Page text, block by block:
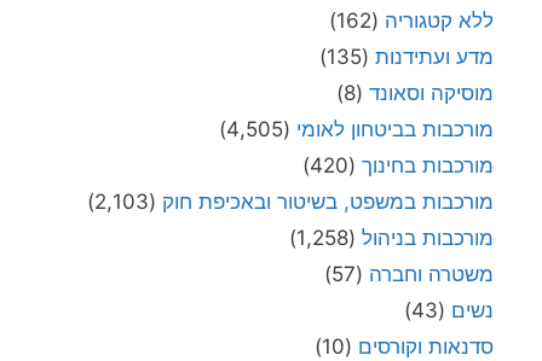
ללא קטגוריה (162)
מדע ועתידנות (135)
מוסיקה וסאונד (8)
מורכבות בביטחון לאומי (4,505)
מורכבות בחינוך (420)
מורכבות במשפט, בשיטור ובאכיפת חוק (2,103)
מורכבות בניהול (1,258)
משטרה וחברה (57)
נשים (43)
סדנאות וקורסים (10)